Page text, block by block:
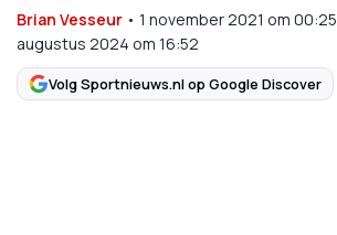
Brian Vesseur • 1 november 2021 om 00:25
augustus 2024 om 16:52
Volg Sportnieuws.nl op Google Discover